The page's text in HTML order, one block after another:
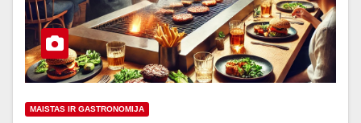
MAISTAS IR GASTRONOMIJA